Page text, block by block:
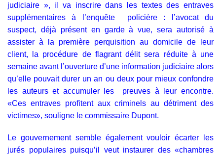
judiciaire », il va inscrire dans les textes des entraves
supplémentaires à l’enquête policière : l’avocat du
suspect, déjà présent en garde à vue, sera autorisé à
assister à la première perquisition au domicile de leur
client, la procédure de flagrant délit sera réduite à une
semaine avant l’ouverture d’une information judiciaire alors
qu’elle pouvait durer un an ou deux pour mieux confondre
les auteurs et accumuler les preuves à leur encontre.
«Ces entraves profitent aux criminels au détriment des
victimes», souligne le commissaire Dupont.
Le gouvernement semble également vouloir écarter les
jurés populaires puisqu’il veut instaurer des «chambres